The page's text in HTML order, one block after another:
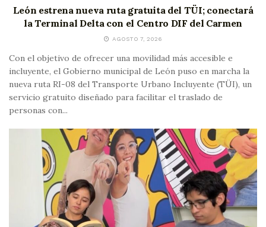
León estrena nueva ruta gratuita del TÜI; conectará
la Terminal Delta con el Centro DIF del Carmen
AGOSTO 7, 2026
Con el objetivo de ofrecer una movilidad más accesible e
incluyente, el Gobierno municipal de León puso en marcha la
nueva ruta RI-08 del Transporte Urbano Incluyente (TÜI), un
servicio gratuito diseñado para facilitar el traslado de
personas con...